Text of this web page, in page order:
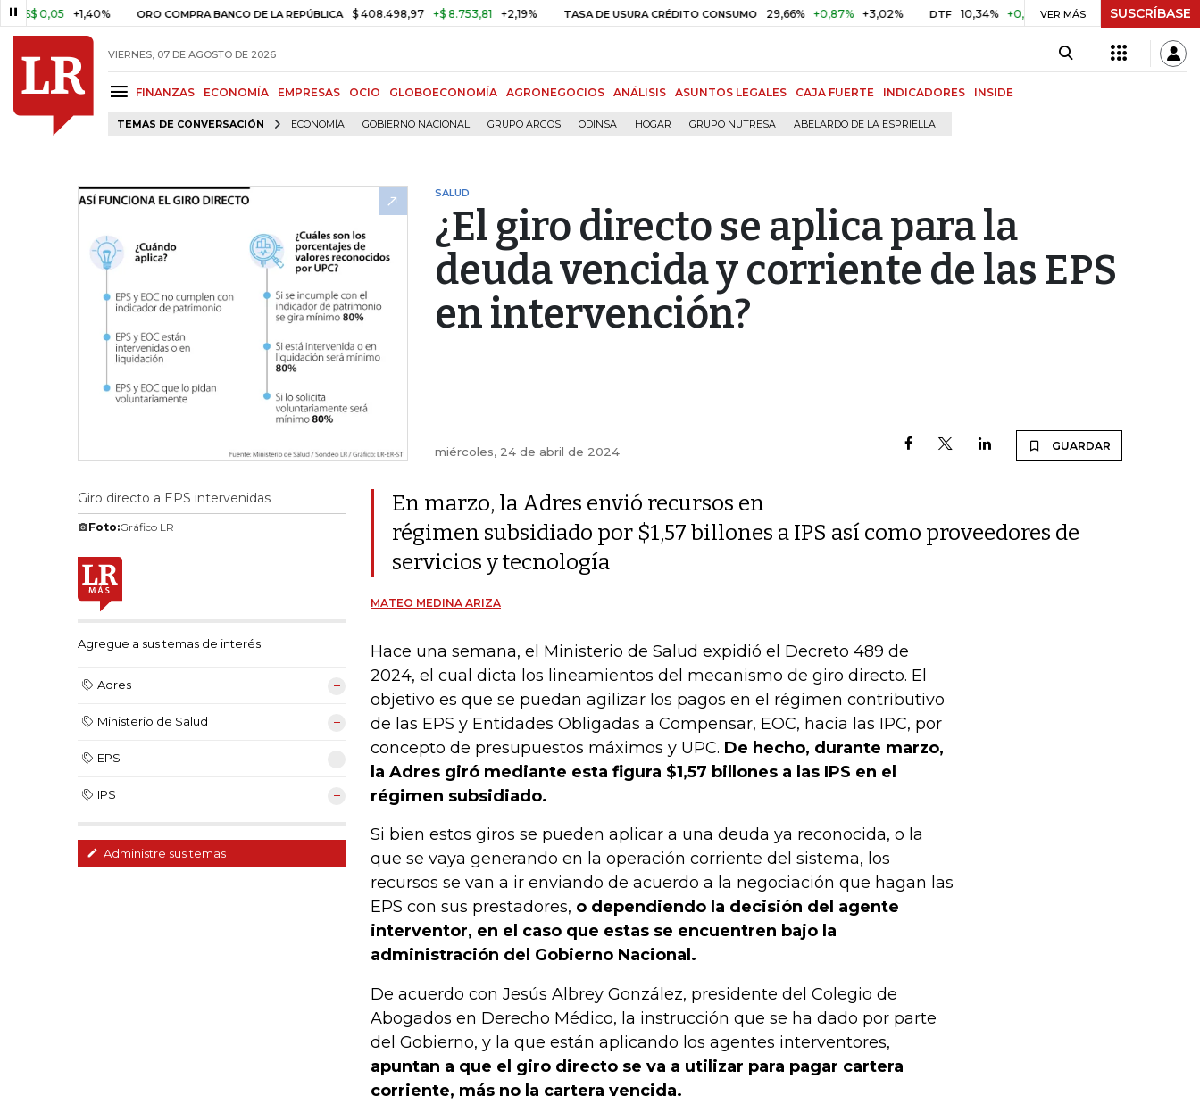
+1,40% ORO COMPRA BANCO DE LA REPÚBLICA $ 408.498,97 +$ 8.753,81 +2,19% TASA DE USURA CRÉDITO CONSUMO 29,66% +0,87% +3,02% DTF 10,34% +0,10% +0,98% UVR $ 416,91 +$ 0,05
VER MÁS SUSCRÍBASE
VIERNES, 07 DE AGOSTO DE 2026
FINANZAS ECONOMÍA EMPRESAS OCIO GLOBOECONOMÍA AGRONEGOCIOS ANÁLISIS ASUNTOS LEGALES CAJA FUERTE INDICADORES INSIDE
TEMAS DE CONVERSACIÓN ECONOMÍA GOBIERNO NACIONAL GRUPO ARGOS ODINSA HOGAR GRUPO NUTRESA ABELARDO DE LA ESPRIELLA
SALUD
¿El giro directo se aplica para la
deuda vencida y corriente de las EPS
en intervención?
miércoles, 24 de abril de 2024 GUARDAR
Giro directo a EPS intervenidas
Foto:Gráfico LR
Agregue a sus temas de interés
Adres
Ministerio de Salud
EPS
IPS
Administre sus temas
En marzo, la Adres envió recursos en
régimen subsidiado por $1,57 billones a IPS así como proveedores de
servicios y tecnología
MATEO MEDINA ARIZA
Hace una semana, el Ministerio de Salud expidió el Decreto 489 de
2024, el cual dicta los lineamientos del mecanismo de giro directo. El
objetivo es que se puedan agilizar los pagos en el régimen contributivo
de las EPS y Entidades Obligadas a Compensar, EOC, hacia las IPC, por
concepto de presupuestos máximos y UPC. De hecho, durante marzo,
la Adres giró mediante esta figura $1,57 billones a las IPS en el
régimen subsidiado.
Si bien estos giros se pueden aplicar a una deuda ya reconocida, o la
que se vaya generando en la operación corriente del sistema, los
recursos se van a ir enviando de acuerdo a la negociación que hagan las
EPS con sus prestadores, o dependiendo la decisión del agente
interventor, en el caso que estas se encuentren bajo la
administración del Gobierno Nacional.
De acuerdo con Jesús Albrey González, presidente del Colegio de
Abogados en Derecho Médico, la instrucción que se ha dado por parte
del Gobierno, y la que están aplicando los agentes interventores,
apuntan a que el giro directo se va a utilizar para pagar cartera
corriente, más no la cartera vencida.